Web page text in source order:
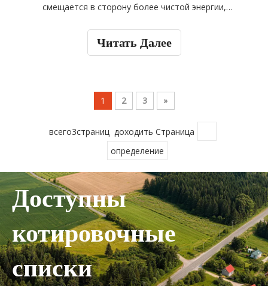
смещается в сторону более чистой энергии,
который часто возникает, заключается в том, есть
сгорания. Эта статья углубляется в тонкости
конструкций коробки передач электромобилей,
исследуя, как работают электромобильные
трансмиссии и их влияние на высокоскоростные
электромобили и низкоскоростные электромобили.
Читать Далее
1 2 3 »
всего3страниц доходить Страница
определение
Доступны
котировочные
списки